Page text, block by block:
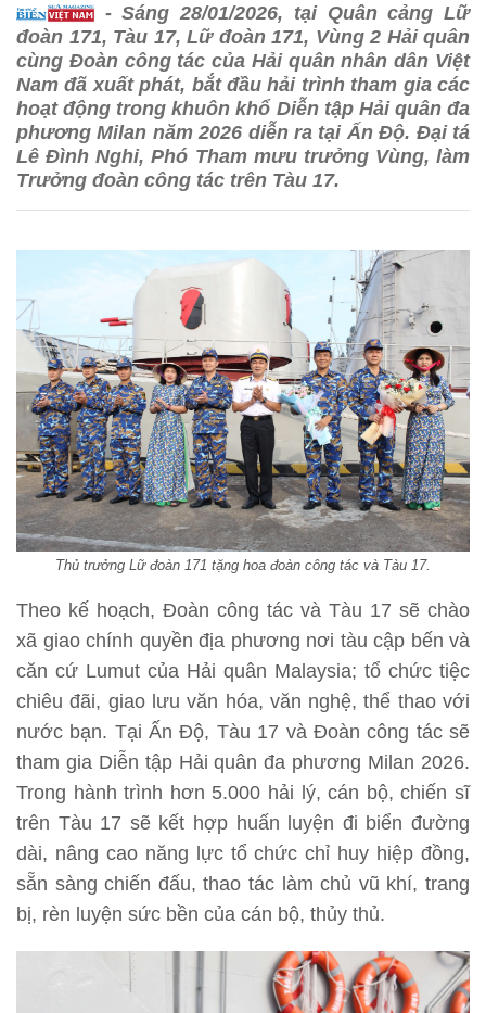
- Sáng 28/01/2026, tại Quân cảng Lữ
đoàn 171, Tàu 17, Lữ đoàn 171, Vùng 2 Hải quân
cùng Đoàn công tác của Hải quân nhân dân Việt
Nam đã xuất phát, bắt đầu hải trình tham gia các
hoạt động trong khuôn khổ Diễn tập Hải quân đa
phương Milan năm 2026 diễn ra tại Ấn Độ. Đại tá
Lê Đình Nghi, Phó Tham mưu trưởng Vùng, làm
Trưởng đoàn công tác trên Tàu 17.
Thủ trưởng Lữ đoàn 171 tặng hoa đoàn công tác và Tàu 17.
Theo kế hoạch, Đoàn công tác và Tàu 17 sẽ chào
xã giao chính quyền địa phương nơi tàu cập bến và
căn cứ Lumut của Hải quân Malaysia; tổ chức tiệc
chiêu đãi, giao lưu văn hóa, văn nghệ, thể thao với
nước bạn. Tại Ấn Độ, Tàu 17 và Đoàn công tác sẽ
tham gia Diễn tập Hải quân đa phương Milan 2026.
Trong hành trình hơn 5.000 hải lý, cán bộ, chiến sĩ
trên Tàu 17 sẽ kết hợp huấn luyện đi biển đường
dài, nâng cao năng lực tổ chức chỉ huy hiệp đồng,
sẵn sàng chiến đấu, thao tác làm chủ vũ khí, trang
bị, rèn luyện sức bền của cán bộ, thủy thủ.